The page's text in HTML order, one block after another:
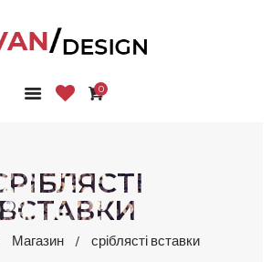
0
ВСТАВКИ
Магазин сріблясті вставки